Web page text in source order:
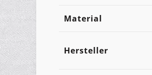
Material
Hersteller